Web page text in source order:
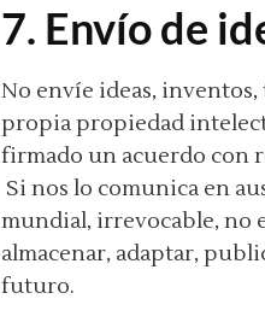
7. Envío de
No envíe ideas,
propia propiedad
firmado un acuerdo con
Si nos lo comunica en
mundial, irrevocable, no
almacenar, adaptar,
futuro.